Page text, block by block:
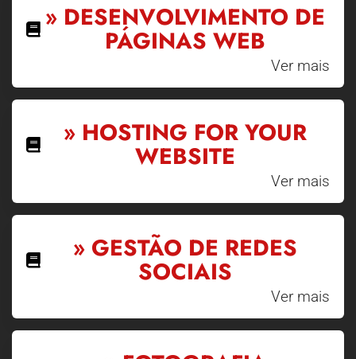
» DESENVOLVIMENTO DE
PÁGINAS WEB
Ver mais
» HOSTING FOR YOUR
WEBSITE
Ver mais
» GESTÃO DE REDES
SOCIAIS
Ver mais